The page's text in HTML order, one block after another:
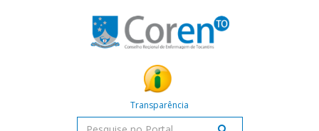
Transparência